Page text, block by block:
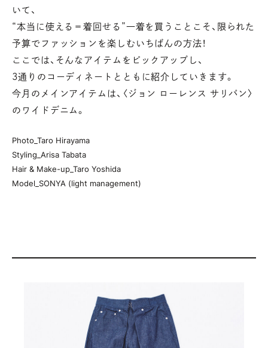
いて、
“本当に使える＝着回せる”一着を買うことこそ、限られた
予算でファッションを楽しむいちばんの方法！
ここでは、そんなアイテムをピックアップし、
3通りのコーディネートとともに紹介していきます。
今月のメインアイテムは、〈ジョン ローレンス サリバン〉
のワイドデニム。
Photo_Taro Hirayama
Styling_Arisa Tabata
Hair & Make-up_Taro Yoshida
Model_SONYA (light management)